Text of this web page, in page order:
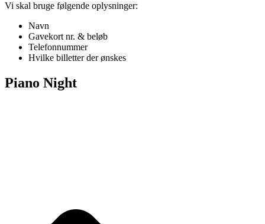
Vi skal bruge følgende oplysninger:
Navn
Gavekort nr. & beløb
Telefonnummer
Hvilke billetter der ønskes
Piano Night